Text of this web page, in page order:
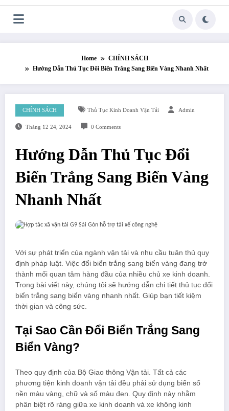
Skip
content
Home
CHÍNH SÁCH
Hướng Dẫn Thủ Tục Đổi Biển Trắng Sang Biển Vàng Nhanh Nhất
CHÍNH SÁCH Thủ Tục Kinh Doanh Vận Tải Admin
Tháng 12 24, 2024 0 Comments
Hướng Dẫn Thủ Tục Đổi
Biển Trắng Sang Biển Vàng
Nhanh Nhất
Với sự phát triển của ngành vận tải và nhu cầu tuân thủ quy
định pháp luật. Việc đổi biển trắng sang biển vàng đang trở
thành mối quan tâm hàng đầu của nhiều chủ xe kinh doanh.
Trong bài viết này, chúng tôi sẽ hướng dẫn chi tiết thủ tục đổi
biển trắng sang biển vàng nhanh nhất. Giúp bạn tiết kiệm
thời gian và công sức.
Tại Sao Cần Đổi Biển Trắng Sang
Biển Vàng?
Theo quy định của Bộ Giao thông Vận tải. Tất cả các
phương tiện kinh doanh vận tải đều phải sử dụng biển số
nền màu vàng, chữ và số màu đen. Quy định này nhằm
phân biệt rõ ràng giữa xe kinh doanh và xe không kinh